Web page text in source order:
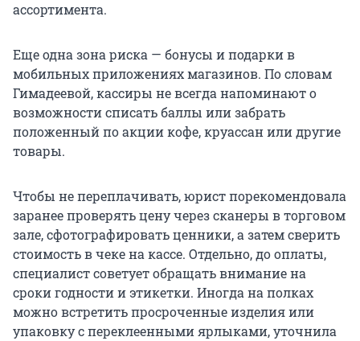
ассортимента.
Еще одна зона риска — бонусы и подарки в
мобильных приложениях магазинов. По словам
Гимадеевой, кассиры не всегда напоминают о
возможности списать баллы или забрать
положенный по акции кофе, круассан или другие
товары.
Чтобы не переплачивать, юрист порекомендовала
заранее проверять цену через сканеры в торговом
зале, сфотографировать ценники, а затем сверить
стоимость в чеке на кассе. Отдельно, до оплаты,
специалист советует обращать внимание на
сроки годности и этикетки. Иногда на полках
можно встретить просроченные изделия или
упаковку с переклеенными ярлыками, уточнила